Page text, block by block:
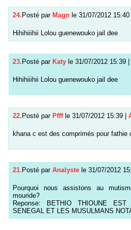
24. Posté par Magn le 31/07/2012 15:40
Hihihiiihii Lolou guenewouko jail dee
23. Posté par Katy le 31/07/2012 15:39
Hihihiiihii Lolou guenewouko jail dee
22. Posté par Pfff le 31/07/2012 15:39
khana c est des comprimés pour fathie
21.Posté par Analyste le 31/07/2012
Pourquoi nous assistons au
mouride?
Reponse: BETHIO THIOUNE
SENEGAL ET LES MUSULMANS